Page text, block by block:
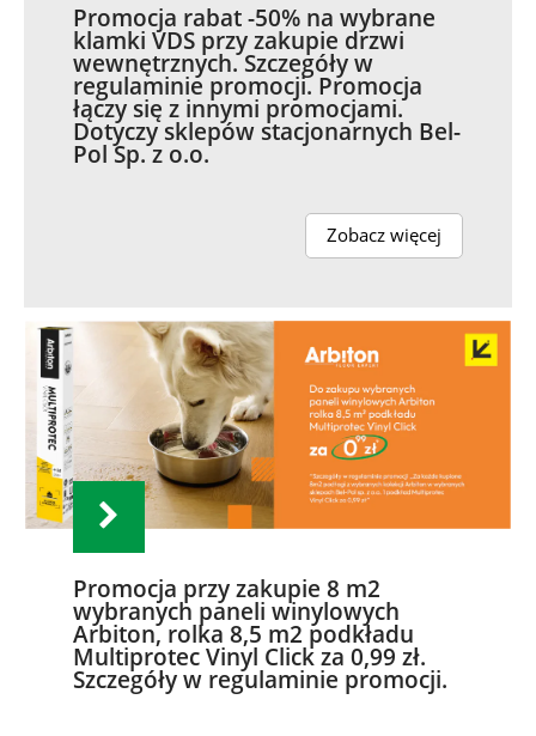
Promocja rabat -50% na wybrane
klamki VDS przy zakupie drzwi
wewnętrznych. Szczegóły w
regulaminie promocji. Promocja
łączy się z innymi promocjami.
Dotyczy sklepów stacjonarnych Bel-
Pol Sp. z o.o.
Zobacz więcej
Promocja przy zakupie 8 m2
wybranych paneli winylowych
Arbiton, rolka 8,5 m2 podkładu
Multiprotec Vinyl Click za 0,99 zł.
Szczegóły w regulaminie promocji.